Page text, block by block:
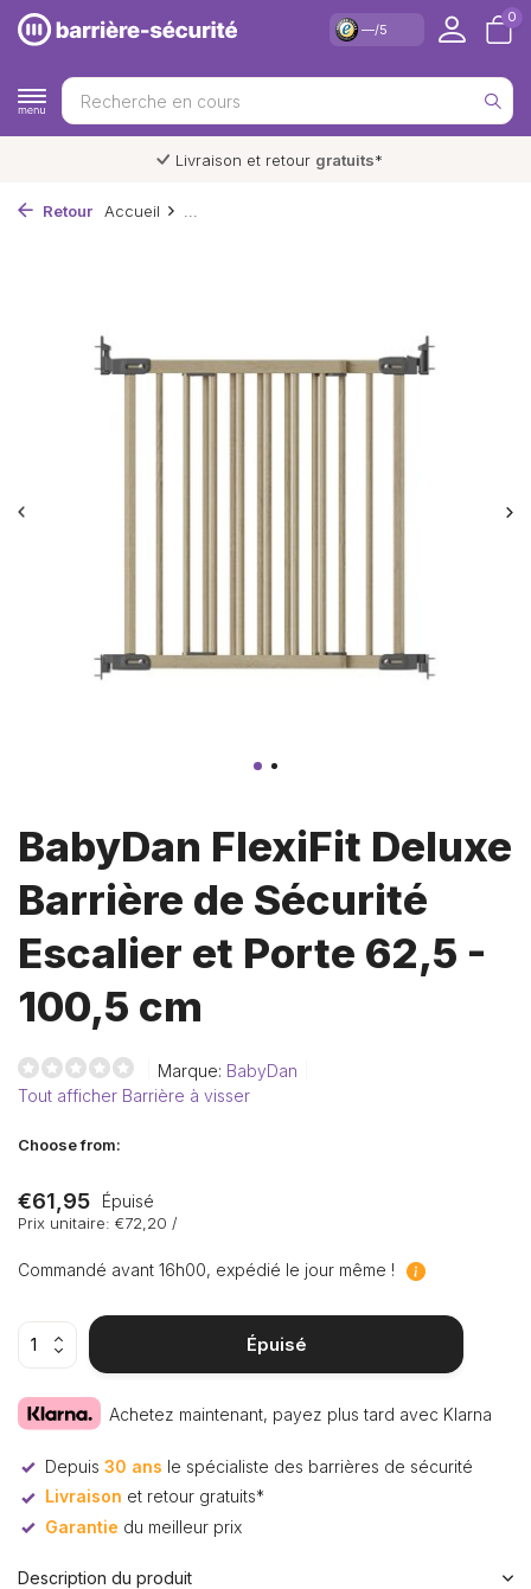
—/5
0
Garantiedu meilleur prix
Retour Accueil
BabyDan FlexiFit Deluxe
Barrière de Sécurité
Escalier et Porte 62,5 -
100,5 cm
Marque: BabyDan
Tout afficher Barrière à visser
Choose from:
€61,95 Épuisé
Prix unitaire: €72,20 /
Commandé avant 16h00, expédié le jour même !
Épuisé
Achetez maintenant, payez plus tard avec Klarna
Depuis 30 ans le spécialiste des barrières de sécurité
Livraison et retour gratuits*
Garantie du meilleur prix
Description du produit